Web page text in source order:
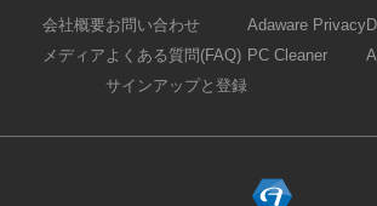
会社概要
メディア
お問い合わせ
よくある質問(FAQ)
サインアップと登録
Adaware Privacy
PC Cleaner